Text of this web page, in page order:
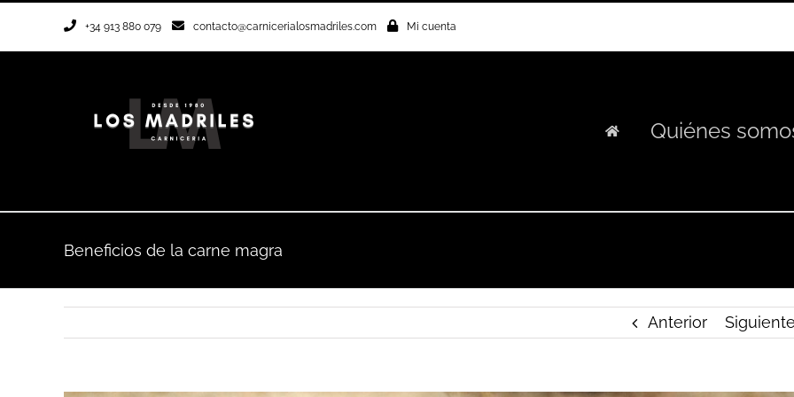
+34 913 880 079 contacto@carnicerialosmadriles.com Mi cuenta
Quiénes
Beneficios de la carne magra
Anterior